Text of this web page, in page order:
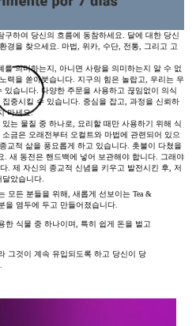
구하여 당신의 흐름에 동참하세요. 달에 대한 당신
경을 찾으세요. 마법, 위카, 수단, 전통, 그리고 고
의미하는지, 아니면 사랑을 의미하는지 알 수 없
력을 쏟아붓습니다. 지구의 힘은 놀랍고, 우리는 우
습니다. 다양한 주문을 사용하고 끊임없이 의식
중시킬 수 있습니다. 중심을 잡고, 과정을 신뢰하
마세요.
는 물질 중 하나로, 요리할 때만 사용하기 위해 식
금은 오래전부터 오컬트와 마법에 관련되어 있으
교적 삶을 풍요롭게 하고 있습니다. 촛불이 다쳤을
. 새 동전은 핸드백에 넣어 보관해야 합니다. 그래야
. 제 자신의 종교적 신념을 키우고 발전시킨 후, 저
았습니다.
모든 분들을 위해, 새롭게 선보이는 Tea &
을 염두에 두고 만들어졌습니다.
한 식물 중 하나이며, 특히 쉽게 돈을 벌고
그것이 계속 유입되도록 하고 당신이 당